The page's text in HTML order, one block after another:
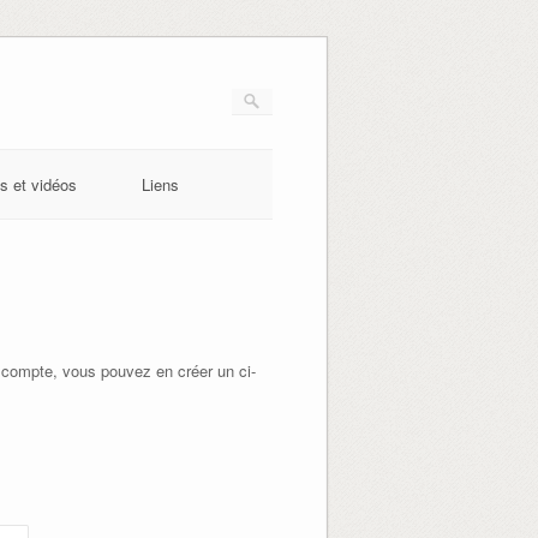
et vidéos Liens
vous pouvez en créer un ci-